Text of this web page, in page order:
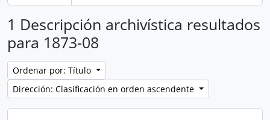
1 Descripción archivística resultados
para 1873-08
Ordenar por: Título
Dirección: Clasificación en orden ascendente